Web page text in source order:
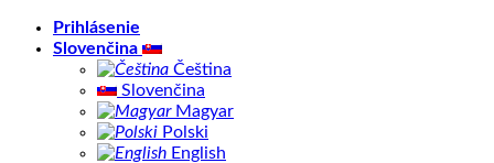
Skip
Prihlásenie
Slovenčina
Čeština
Slovenčina
Magyar
Polski
English